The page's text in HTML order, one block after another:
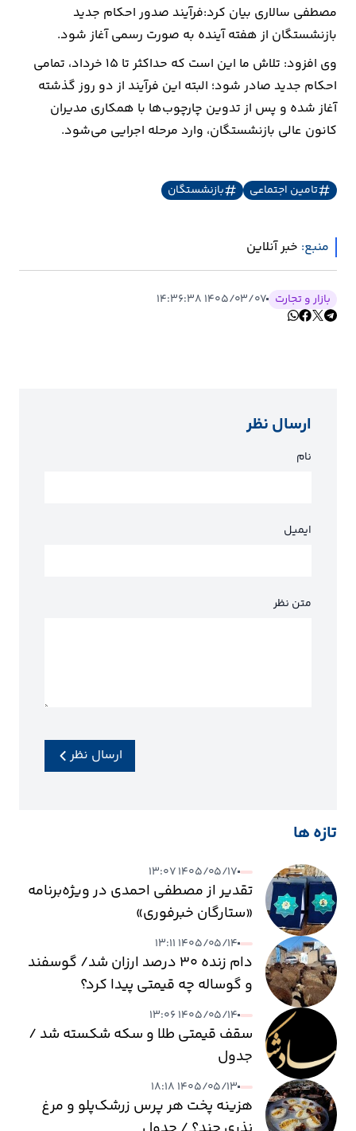
راه
و
مسکن
اقتصاد
خودرو
عمومی
شناور
مصطفی سالاری بیان کرد:فرآیند صدور احکام جدید
بازنشستگان از هفته آینده به صورت رسمی آغاز شود.
وی افزود: تلاش ما این است که حداکثر تا ۱۵ خرداد، تمامی
احکام جدید صادر شود؛ البته این فرآیند از دو روز گذشته
آغاز شده و پس از تدوین چارچوب‌ها با همکاری مدیران
کانون عالی بازنشستگان، وارد مرحله اجرایی می‌شود.
تامین اجتماعی بازنشستگان
منبع: خبر آنلاین
بازار و تجارت ۱۴۰۵/۰۳/۰۷ ۱۴:۳۶:۳۸
ارسال نظر
نام
ایمیل
متن نظر
ارسال نظر
تازه ها
۱۴۰۵/۰۵/۱۷ ۱۳:۰۷
تقدیر از مصطفی احمدی در ویژه‌برنامه
«ستارگان خبرفوری»
۱۴۰۵/۰۵/۱۴ ۱۳:۱۱
دام زنده ۳۰ درصد ارزان شد/ گوسفند
و گوساله چه قیمتی پیدا کرد؟
۱۴۰۵/۰۵/۱۴ ۱۳:۰۶
سقف قیمتی طلا و سکه شکسته شد /
جدول
۱۴۰۵/۰۵/۱۳ ۱۸:۱۸
هزینه پخت هر پرس زرشک‌پلو و مرغ